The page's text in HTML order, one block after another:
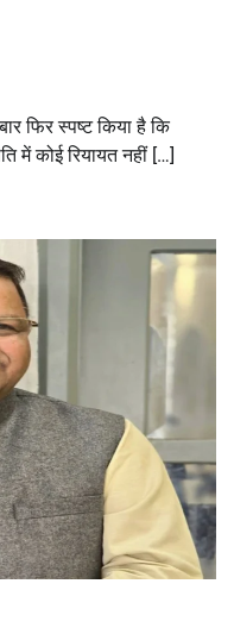
फिर स्पष्ट किया है कि
में कोई रियायत नहीं […]